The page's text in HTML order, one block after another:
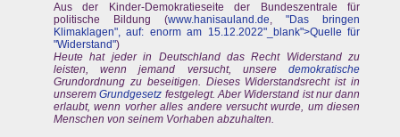
Aus der Kinder-Demokratieseite der Bundeszentrale für
politische Bildung (www.hanisauland.de,"Das bringen
Klimaklagen", auf: enorm am 15.12.2022"_blank">Quelle für
"Widerstand")
Heute hat jeder in Deutschland das Recht Widerstand zu
leisten, wenn jemand versucht, unseredemokratische
Grundordnung zu beseitigen. Dieses Widerstandsrecht ist in
unseremGrundgesetz festgelegt. Aber Widerstand ist nur dann
erlaubt, wenn vorher alles andere versucht wurde, um diesen
Menschen von seinem Vorhaben abzuhalten.